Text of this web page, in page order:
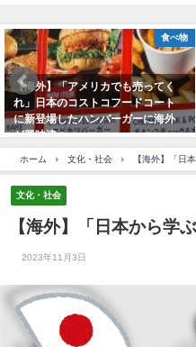
食べ物
【海外】「アメリカでも売ってく
れ」日本のコストコフードコート
に新登場したハンバーガーに海外
が興味津々
ホーム 文化・社会 【海外】「日
文化・社会
【海外】「日本から学
2023年11月3日